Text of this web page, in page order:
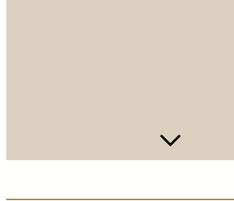
للمغاربة المقيمين بالخارج تحت شعار
بالخارج في خدمة أوراش المغرب 2030”